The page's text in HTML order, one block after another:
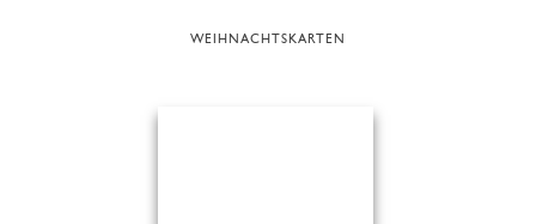
WEIHNACHTSKARTEN